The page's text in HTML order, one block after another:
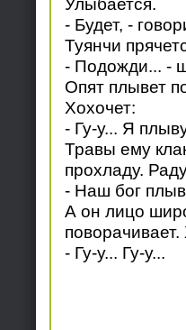
- Будет, -
Туянчи
- Подожди... -
Опят плывет
Хохочет:
- Гу-у... Я
Травы ему
прохладу.
- Наш бог
А он лицо
- Гу-у... Гу-у...